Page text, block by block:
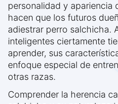
personalidad y apariencia
hacen que los futuros
adiestrar perro salchicha.
inteligentes ciertamente
aprender, sus
enfoque especial de
otras razas.
Comprender la herencia